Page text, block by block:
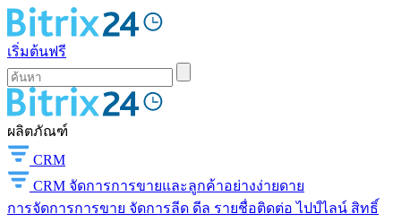
เริ่มต้นฟรี
ผลิตภัณฑ์
CRM
CRM จัดการการขายและลูกค้าอย่างง่ายดาย
การจัดการการขาย จัดการลีด ดีล รายชื่อติดต่อ ไปป์ไลน์ สิทธิ์